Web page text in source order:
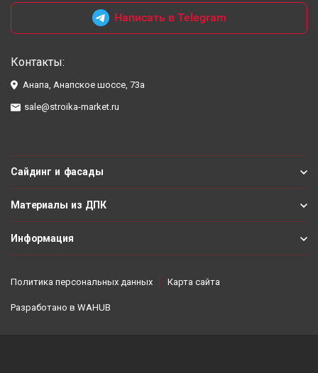
Написать в Telegram
Контакты:
Анапа, Анапское шоссе, 73а
sale@stroika-market.ru
Сайдинг и фасады
Материалы из ДПК
Информация
Политика персональных данных Карта сайта
Разработано в WAHUB